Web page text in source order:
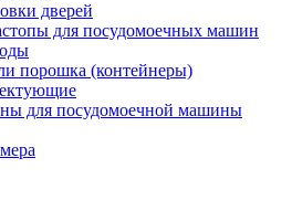
дверей
для посудомоечных машин
порошка (контейнеры)
для посудомоечной машины